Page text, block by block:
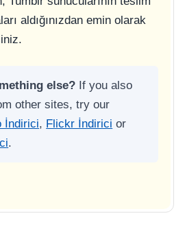
aldığınızdan emin olarak
else? If you also
other sites, try our
İndirici, Flickr İndirici or
.